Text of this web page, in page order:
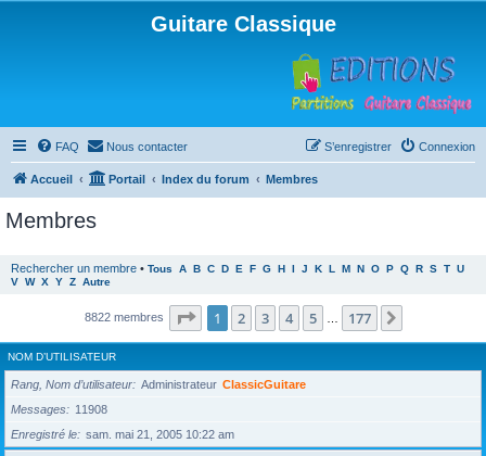
Guitare Classique
FAQ Nous contacter Connexion
S’enregistrer
Accueil Portail Index du forum Membres
Membres
Rechercher un membre • Tous A B C D E F G H I J K L M N O P Q R S T U
V W X Y Z Autre
8822 membres Page 1sur177
1 2 3 4 5 177
NOM D’UTILISATEUR
Rang, Nom d’utilisateur Administrateur ClassicGuitare
Messages
11908
Enregistré le
sam. mai 21, 2005 10:22 am